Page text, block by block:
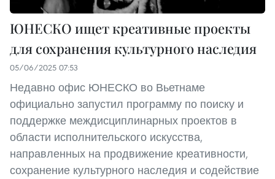
ЮНЕСКО ищет креативные проекты
для сохранения культурного наследия
05/06/2025 07:53
Недавно офис ЮНЕСКО во Вьетнаме
официально запустил программу по поиску и
поддержке междисциплинарных проектов в
области исполнительского искусства,
направленных на продвижение креативности,
сохранение культурного наследия и содействие